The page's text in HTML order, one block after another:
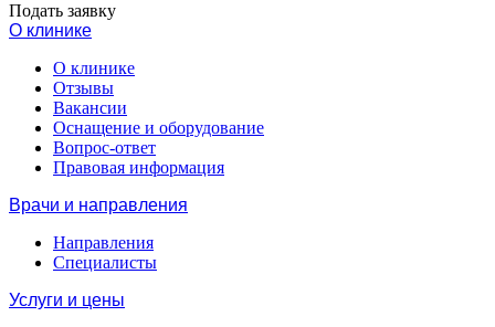
Подать заявку
О клинике
О клинике
Отзывы
Вакансии
Оснащение и оборудование
Вопрос-ответ
Правовая информация
Врачи и направления
Направления
Специалисты
Услуги и цены